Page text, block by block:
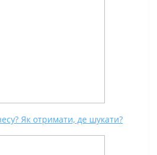
Як отримати, де шукати?